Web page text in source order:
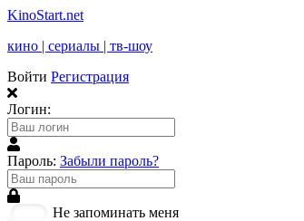
KinoStart.net
кино | сериалы | тв-шоу
Войти Регистрация
Логин:
Пароль: Забыли пароль?
Не запоминать меня